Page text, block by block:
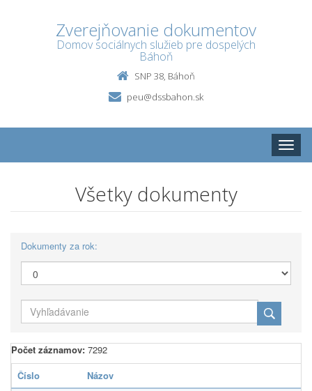
Zverejňovanie dokumentov
Domov sociálnych služieb pre dospelých
Báhoň
SNP 38, Báhoň
peu@dssbahon.sk
Toggle
Všetky dokumenty
Dokumenty za rok:
Počet záznamov: 7292
Číslo
Názov